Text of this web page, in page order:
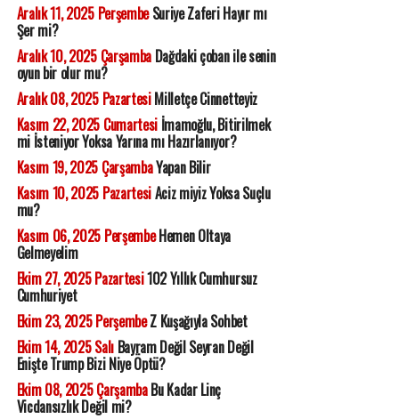
Aralık 11, 2025 PerşembeSuriye Zaferi Hayır mı
Şer mi?
Aralık 10, 2025 ÇarşambaDağdaki çoban ile senin
oyun bir olur mu?
Aralık 08, 2025 PazartesiMilletçe Cinnetteyiz
Kasım 22, 2025 Cumartesiİmamoğlu, Bitirilmek
mi İsteniyor Yoksa Yarına mı Hazırlanıyor?
Kasım 19, 2025 ÇarşambaYapan Bilir
Kasım 10, 2025 PazartesiAciz miyiz Yoksa Suçlu
mu?
Kasım 06, 2025 PerşembeHemen Oltaya
Gelmeyelim
Ekim 27, 2025 Pazartesi102 Yıllık Cumhursuz
Cumhuriyet
Ekim 23, 2025 PerşembeZ Kuşağıyla Sohbet
Ekim 14, 2025 SalıBayram Değil Seyran Değil
Enişte Trump Bizi Niye Öptü?
Ekim 08, 2025 ÇarşambaBu Kadar Linç
Vicdansızlık Değil mi?